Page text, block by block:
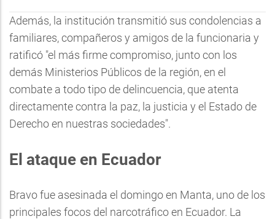
Además, la institución transmitió sus condolencias a
familiares, compañeros y amigos de la funcionaria y
ratificó "el más firme compromiso, junto con los
demás Ministerios Públicos de la región, en el
combate a todo tipo de delincuencia, que atenta
directamente contra la paz, la justicia y el Estado de
Derecho en nuestras sociedades".
El ataque en Ecuador
Bravo fue asesinada el domingo en Manta, uno de los
principales focos del narcotráfico en Ecuador. La